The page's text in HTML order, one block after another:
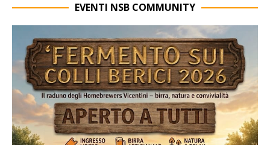
EVENTI NSB COMMUNITY